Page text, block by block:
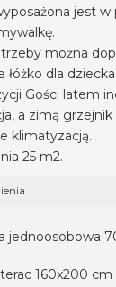
jest w
można
łóżko dla
Gości latem
a zimą grzejnik
klimatyzacją.
25 m2.
jednoosobowa
160x200 cm